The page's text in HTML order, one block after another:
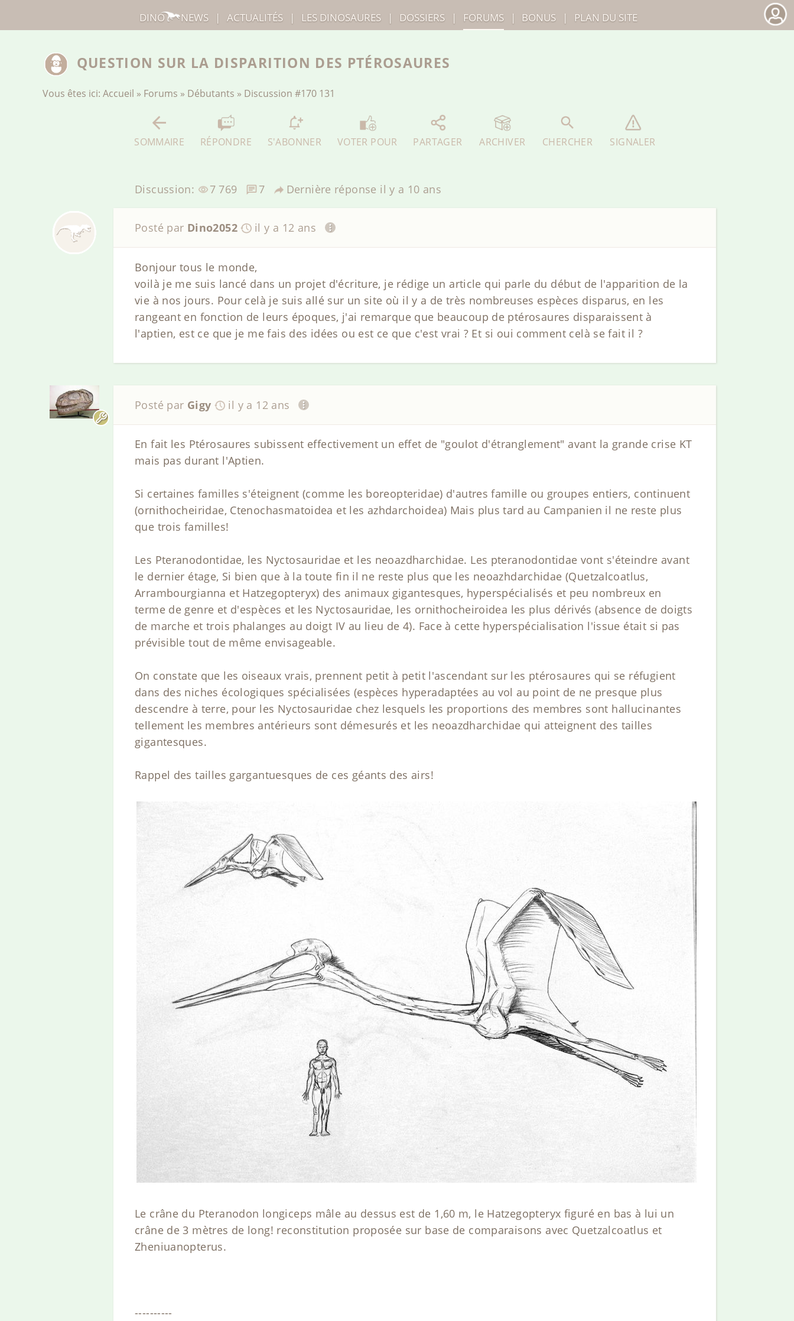
QUESTION SUR LA DISPARITION DES PTÉROSAURES
Vous êtes ici: Accueil » Forums » Débutants » Discussion #170 131
SOMMAIRE RÉPONDRE S'ABONNER VOTER POUR PARTAGER ARCHIVER CHERCHER SIGNALER
Discussion: 7 769 7 Dernière réponse il y a 10 ans
Posté par Dino2052 il y a 12 ans
Bonjour tous le monde,
voilà je me suis lancé dans un projet d'écriture, je rédige un article qui parle du début de l'apparition de la
vie à nos jours. Pour celà je suis allé sur un site où il y a de très nombreuses espèces disparus, en les
rangeant en fonction de leurs époques, j'ai remarque que beaucoup de ptérosaures disparaissent à
l'aptien, est ce que je me fais des idées ou est ce que c'est vrai ? Et si oui comment celà se fait il ?
Posté par Gigy il y a 12 ans
En fait les Ptérosaures subissent effectivement un effet de "goulot d'étranglement" avant la grande crise KT
mais pas durant l'Aptien.
Si certaines familles s'éteignent (comme les boreopteridae) d'autres famille ou groupes entiers, continuent
(ornithocheiridae, Ctenochasmatoidea et les azhdarchoidea) Mais plus tard au Campanien il ne reste plus
que trois familles!
Les Pteranodontidae, les Nyctosauridae et les neoazdharchidae. Les pteranodontidae vont s'éteindre avant
le dernier étage, Si bien que à la toute fin il ne reste plus que les neoazhdarchidae (Quetzalcoatlus,
Arrambourgianna et Hatzegopteryx) des animaux gigantesques, hyperspécialisés et peu nombreux en
terme de genre et d'espèces et les Nyctosauridae, les ornithocheiroidea les plus dérivés (absence de doigts
de marche et trois phalanges au doigt IV au lieu de 4). Face à cette hyperspécialisation l'issue était si pas
prévisible tout de même envisageable.
On constate que les oiseaux vrais, prennent petit à petit l'ascendant sur les ptérosaures qui se réfugient
dans des niches écologiques spécialisées (espèces hyperadaptées au vol au point de ne presque plus
descendre à terre, pour les Nyctosauridae chez lesquels les proportions des membres sont hallucinantes
tellement les membres antérieurs sont démesurés et les neoazdharchidae qui atteignent des tailles
gigantesques.
Rappel des tailles gargantuesques de ces géants des airs!
Le crâne du Pteranodon longiceps mâle au dessus est de 1,60 m, le Hatzegopteryx figuré en bas à lui un
crâne de 3 mètres de long! reconstitution proposée sur base de comparaisons avec Quetzalcoatlus et
Zheniuanopterus.
----------
DINO NEWS | ACTUALITÉS | LES DINOSAURES | DOSSIERS | FORUMS | BONUS | PLAN DU SITE